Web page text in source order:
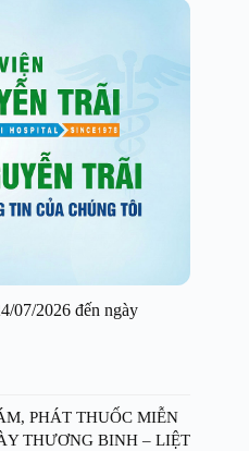
07/2026 đến ngày
PHÁT THUỐC MIỄN
THƯƠNG BINH – LIỆT